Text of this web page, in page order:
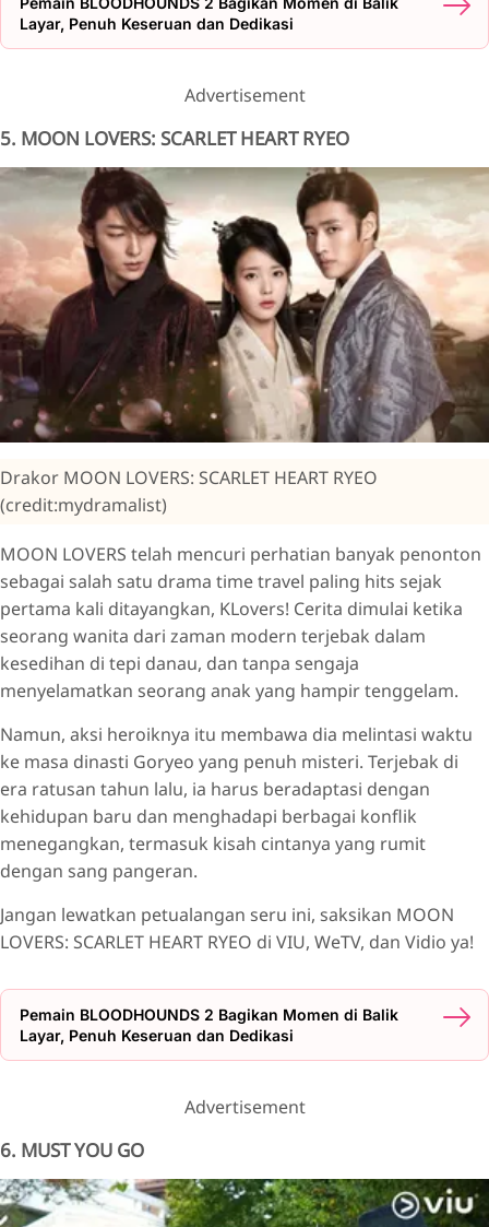
Layar, Penuh Keseruan dan Dedikasi
Advertisement
5. MOON LOVERS: SCARLET HEART RYEO
Drakor MOON LOVERS: SCARLET HEART RYEO
(credit:mydramalist)
MOON LOVERS telah mencuri perhatian banyak penonton
sebagai salah satu drama time travel paling hits sejak
pertama kali ditayangkan, KLovers! Cerita dimulai ketika
seorang wanita dari zaman modern terjebak dalam
kesedihan di tepi danau, dan tanpa sengaja
menyelamatkan seorang anak yang hampir tenggelam.
Namun, aksi heroiknya itu membawa dia melintasi waktu
ke masa dinasti Goryeo yang penuh misteri. Terjebak di
era ratusan tahun lalu, ia harus beradaptasi dengan
kehidupan baru dan menghadapi berbagai konflik
menegangkan, termasuk kisah cintanya yang rumit
dengan sang pangeran.
Jangan lewatkan petualangan seru ini, saksikan MOON
LOVERS: SCARLET HEART RYEO di VIU, WeTV, dan Vidio ya!
Pemain BLOODHOUNDS 2 Bagikan Momen di Balik
Layar, Penuh Keseruan dan Dedikasi
Advertisement
6. MUST YOU GO